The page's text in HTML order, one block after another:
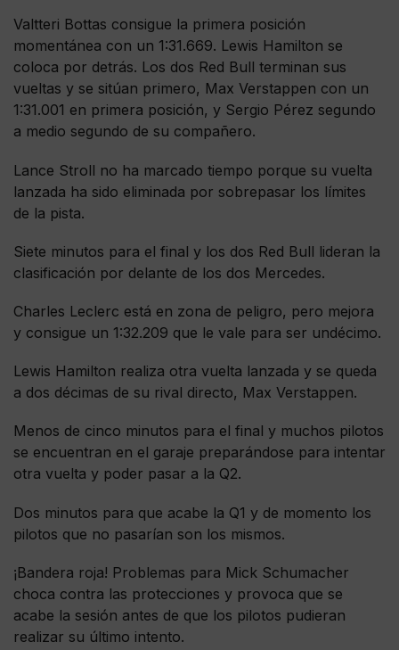
Valtteri Bottas consigue la primera posición
momentánea con un 1:31.669. Lewis Hamilton se
coloca por detrás. Los dos Red Bull terminan sus
vueltas y se sitúan primero, Max Verstappen con un
1:31.001 en primera posición, y Sergio Pérez segundo
a medio segundo de su compañero.
Lance Stroll no ha marcado tiempo porque su vuelta
lanzada ha sido eliminada por sobrepasar los límites
de la pista.
Siete minutos para el final y los dos Red Bull lideran la
clasificación por delante de los dos Mercedes.
Charles Leclerc está en zona de peligro, pero mejora
y consigue un 1:32.209 que le vale para ser undécimo.
Lewis Hamilton realiza otra vuelta lanzada y se queda
a dos décimas de su rival directo, Max Verstappen.
Menos de cinco minutos para el final y muchos pilotos
se encuentran en el garaje preparándose para intentar
otra vuelta y poder pasar a la Q2.
Dos minutos para que acabe la Q1 y de momento los
pilotos que no pasarían son los mismos.
¡Bandera roja! Problemas para Mick Schumacher
choca contra las protecciones y provoca que se
acabe la sesión antes de que los pilotos pudieran
realizar su último intento.